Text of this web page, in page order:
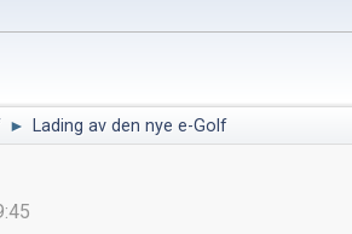
► Lading av den nye e-Golf